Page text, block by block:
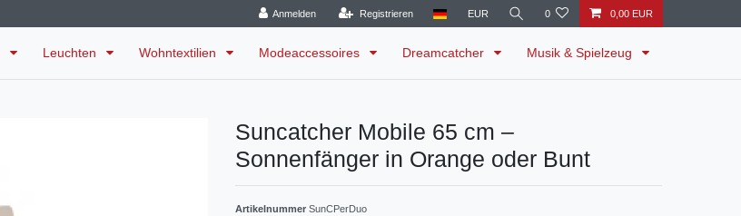
Anmelden Registrieren EUR 0 0,00 EUR
Leuchten Wohntextilien Modeaccessoires Dreamcatcher Musik & Spielzeug
Suncatcher Mobile 65 cm –
Sonnenfänger in Orange oder Bunt
Artikelnummer SunCPerDuo